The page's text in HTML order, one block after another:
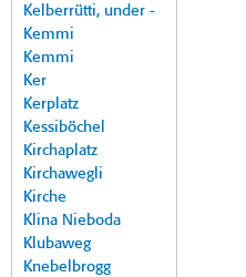
Kelberrütti, under -
Kemmi
Kemmi
Ker
Kerplatz
Kessiböchel
Kirchaplatz
Kirchawegli
Kirche
Klina Nieboda
Klubaweg
Knebelbrogg